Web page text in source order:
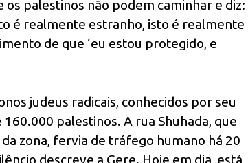
palestinos não podem caminhar e diz:
é realmente estranho, isto é realmente
de que ‘eu estou protegido, e
judeus radicais, conhecidos por seu
palestinos. A rua Shuhada, que
zona, fervia de tráfego humano há 20
descreve a Gere. Hoje em dia, está